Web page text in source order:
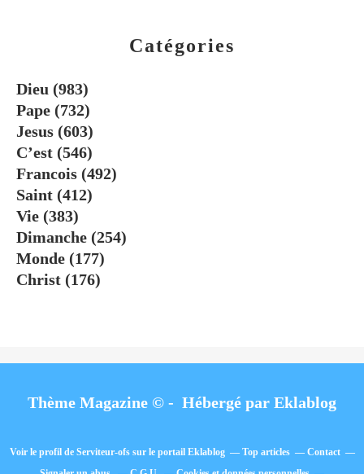
Catégories
Dieu (983)
Pape (732)
Jesus (603)
C’est (546)
Francois (492)
Saint (412)
Vie (383)
Dimanche (254)
Monde (177)
Christ (176)
Thème Magazine © - Hébergé par Eklablog
Voir le profil de Serviteur-ofssur le portail Eklablog Top articles
Contact